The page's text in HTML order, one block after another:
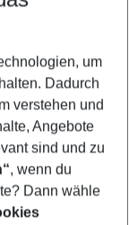
um
Dadurch
verstehen und
Angebote
sind und zu
, wenn du
Dann wähle